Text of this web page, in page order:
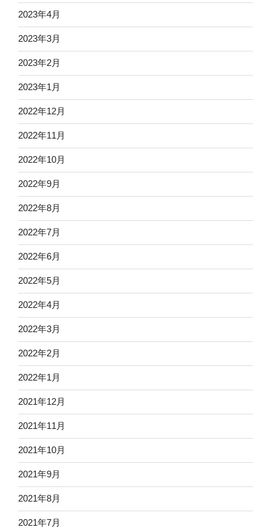
2023年4月
2023年3月
2023年2月
2023年1月
2022年12月
2022年11月
2022年10月
2022年9月
2022年8月
2022年7月
2022年6月
2022年5月
2022年4月
2022年3月
2022年2月
2022年1月
2021年12月
2021年11月
2021年10月
2021年9月
2021年8月
2021年7月